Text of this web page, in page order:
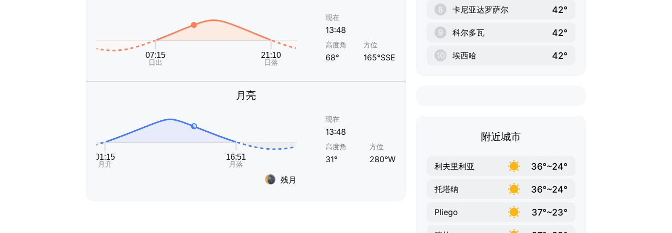
现在
13:48
高度角
68°
方位
165°SSE
月亮
残月
现在
13:48
高度角
31°
方位
280°W
8 卡尼亚达罗萨尔 42°
9 科尔多瓦 42°
10 埃西哈 42°
附近城市
利夫里利亚 36°~24°
托塔纳 36°~24°
Pliego 37°~23°